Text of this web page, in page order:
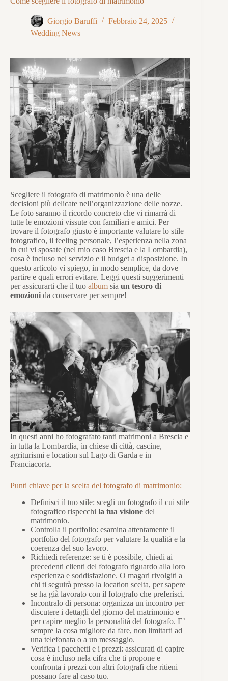
Giorgio Baruffi
Febbraio 24, 2025
Wedding News
Scegliere il fotografo di matrimonio è una delle
decisioni più delicate nell’organizzazione delle nozze.
Le foto saranno il ricordo concreto che vi rimarrà di
tutte le emozioni vissute con familiari e amici. Per
trovare il fotografo giusto è importante valutare lo stile
fotografico, il feeling personale, l’esperienza nella zona
in cui vi sposate (nel mio caso Brescia e la Lombardia),
cosa è incluso nel servizio e il budget a disposizione. In
questo articolo vi spiego, in modo semplice, da dove
partire e quali errori evitare. Leggi questi suggerimenti
per assicurarti che il tuo album sia un tesoro di
emozioni da conservare per sempre!
In questi anni ho fotografato tanti matrimoni a Brescia e
in tutta la Lombardia, in chiese di città, cascine,
agriturismi e location sul Lago di Garda e in
Franciacorta.
Punti chiave per la scelta del fotografo di matrimonio:
Definisci il tuo stile: scegli un fotografo il cui stile
fotografico rispecchi la tua visione del
matrimonio.
Controlla il portfolio: esamina attentamente il
portfolio del fotografo per valutare la qualità e la
coerenza del suo lavoro.
Richiedi referenze: se ti è possibile, chiedi ai
precedenti clienti del fotografo riguardo alla loro
esperienza e soddisfazione. O magari rivolgiti a
chi ti seguirà presso la location scelta, per sapere
se ha già lavorato con il fotografo che preferisci.
Incontralo di persona: organizza un incontro per
discutere i dettagli del giorno del matrimonio e
per capire meglio la personalità del fotografo. E’
sempre la cosa migliore da fare, non limitarti ad
una telefonata o a un messaggio.
Verifica i pacchetti e i prezzi: assicurati di capire
cosa è incluso nela cifra che ti propone e
confronta i prezzi con altri fotografi che ritieni
possano fare al caso tuo.